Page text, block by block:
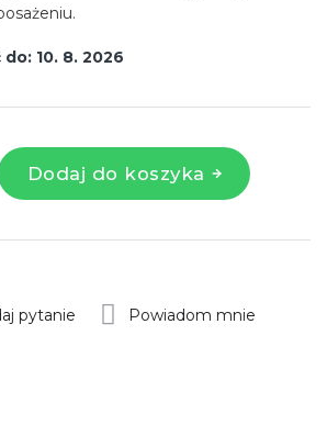
do: 10. 8. 2026
Dodaj do koszyka
pytanie Powiadom mnie